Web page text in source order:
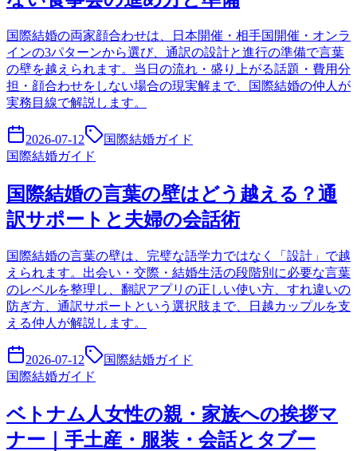
国際結婚の両家顔合わせは、日本開催・相手国開催・オンラ
インの3パターンから選び、通訳の設計と進行の準備で言葉
の壁を越えられます。当日の流れ・盛り上がる話題・費用分
担・顔合わせをしない場合の現実解まで、国際結婚の仲人が
実務目線で解説します。
2026-07-12
国際結婚ガイド
国際結婚ガイド
国際結婚の言葉の壁はどう越える？通
訳サポートと夫婦の会話術
国際結婚の言葉の壁は、完璧な語学力ではなく「設計」で越
えられます。出会い・交際・結婚生活の段階別に必要な言葉
のレベルを整理し、翻訳アプリの正しい使い方、すれ違いの
防ぎ方、通訳サポートという選択肢まで、日越カップルを支
える仲人が解説します。
2026-07-12
国際結婚ガイド
国際結婚ガイド
ベトナム人女性の親・家族への挨拶マ
ナー｜手土産・服装・会話とタブー